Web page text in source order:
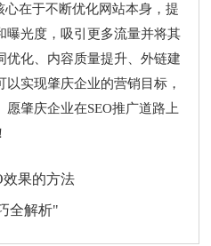
心在于不断优化网站本身，提
曝光度，吸引更多流量并将其
优化、内容质量提升、外链建
实现肇庆企业的营销目标，
肇庆企业在SEO推广道路上
效果的方法
全解析"